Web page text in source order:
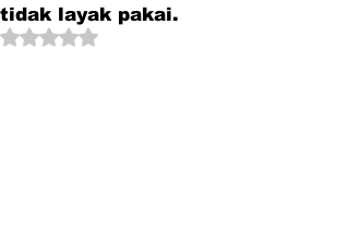
tidak layak pakai.
Dinilai NaN dari 5 bintang.